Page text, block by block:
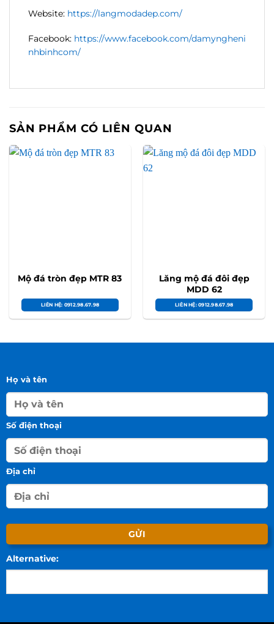
Website: https://langmodadep.com/
Facebook: https://www.facebook.com/damyngheni
nhbinhcom/
SẢN PHẨM CÓ LIÊN QUAN
Mộ đá tròn đẹp MTR 83
LIÊN HỆ: 0912.98.67.98
Lăng mộ đá đôi đẹp
MDD 62
LIÊN HỆ: 0912.98.67.98
Họ và tên
Số điện thoại
Địa chỉ
Alternative: